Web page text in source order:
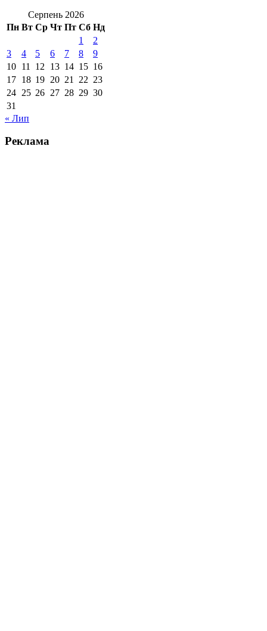
Серпень 2026
Пн Вт Ср Чт Пт Сб Нд
1
2
3
4 5 6 7 8
9
10 11 12 13 14 15 16
17 18 19 20 21 22 23
24 25 26 27 28 29 30
31
« Лип
Реклама